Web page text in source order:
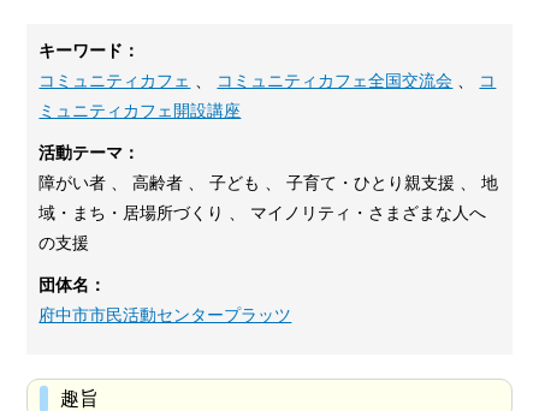
キーワード：
コミュニティカフェ
コミュニティカフェ全国交流会
コ
ミュニティカフェ開設講座
活動テーマ：
障がい者 、 高齢者 、 子ども 、 子育て・ひとり親支援 、 地
域・まち・居場所づくり 、 マイノリティ・さまざまな人へ
の支援
団体名：
府中市市民活動センタープラッツ
趣旨